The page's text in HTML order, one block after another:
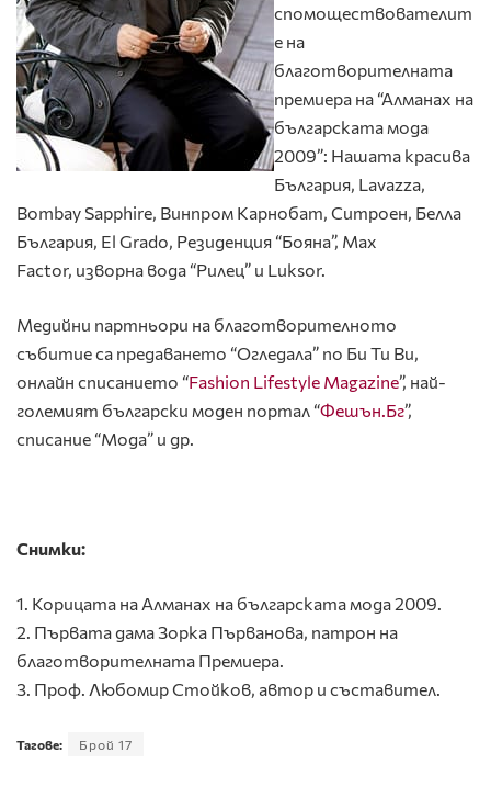
спомоществователит
е на
благотворителната
премиера на “Алманах на
българската мода
2009”: Нашата красива
България, Lavazza,
Bombay Sapphire, Винпром Карнобат, Ситроен, Белла
България, El Grado, Резиденция “Бояна”, Max
Factor, изворна вода “Рилец” и Luksor.
Медийни партньори на благотворителното
събитие са предаването “Огледала” по Би Ти Ви,
онлайн списанието “Fashion Lifestyle Magazine”, най-
големият български моден портал “Фешън.Бг”,
списание “Мода” и др.
Снимки:
1. Корицата на Алманах на българската мода 2009.
2. Първата дама Зорка Първанова, патрон на
благотворителната Премиера.
3. Проф. Любомир Стойков, автор и съставител.
Тагове: Брой 17